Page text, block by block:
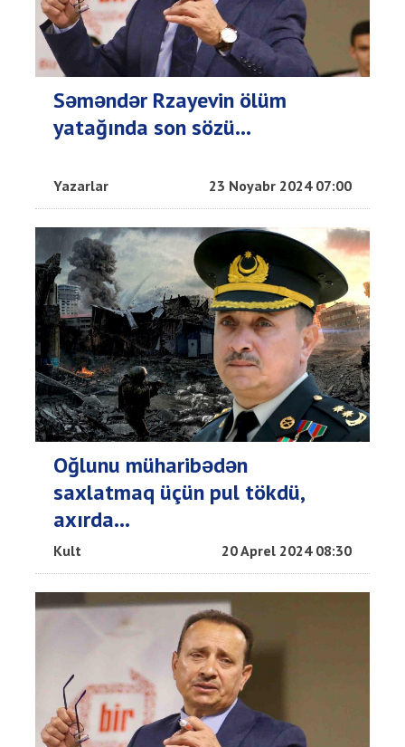
Səməndər Rzayevin ölüm
yatağında son sözü...
Yazarlar 23 Noyabr 2024 07:00
Oğlunu müharibədən
saxlatmaq üçün pul tökdü,
axırda...
Kult 20 Aprel 2024 08:30